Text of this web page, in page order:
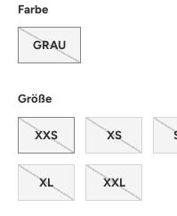
Farbe
GRAU
Größe
XXS XS
XL XXL